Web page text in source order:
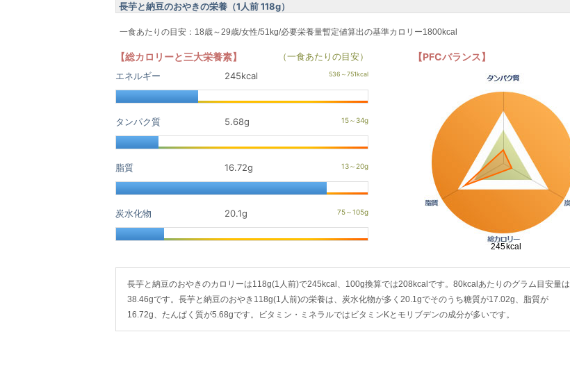
長芋と納豆のおやきの栄養（1人前 118g）
一食あたりの目安：18歳～29歳/女性/51kg/必要栄養量暫定値算出の基準カロリー1800kcal
【総カロリーと三大栄養素】
（一食あたりの目安）
エネルギー
245kcal
タンパク質 5.68g
脂質 16.72g
炭水化物 20.1g
【PFCバランス】
長芋と納豆のおやきのカロリーは118g(1人前)で245kcal、100g換算では208kcalです。80kcalあたりのグラム目安量は
38.46gです。長芋と納豆のおやき118g(1人前)の栄養は、炭水化物が多く20.1gでそのうち糖質が17.02g、脂質が
16.72g、たんぱく質が5.68gです。ビタミン・ミネラルではビタミンKとモリブデンの成分が多いです。